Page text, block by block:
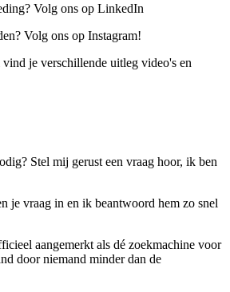
Volg ons op LinkedIn
Volg ons op Instagram!
je verschillende uitleg video's en
Stel mij gerust een vraag hoor, ik ben
je vraag in en ik beantwoord hem zo snel
aangemerkt als dé zoekmachine voor
door niemand minder dan de